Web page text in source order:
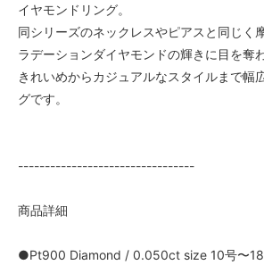
イヤモンドリング。
同シリーズのネックレスやピアスと同じく
ラデーションダイヤモンドの輝きに目を奪
きれいめからカジュアルなスタイルまで幅
グです。
---------------------------------
商品詳細
●Pt900 Diamond / 0.050ct size 10号〜